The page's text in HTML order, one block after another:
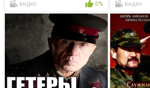
видео 0% видео